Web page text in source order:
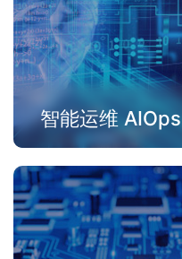
智能运维 AIOps
智能事件平台整合 IT 监
警信息，智能化降低95%
音，自动化事件管理流程
团队协作，加速故障定位